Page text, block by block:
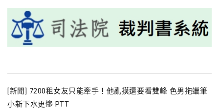
[新聞] 7200租女友只能牽手！他亂摸還要看雙峰 色男拖蠟筆
小新下水更慘 PTT